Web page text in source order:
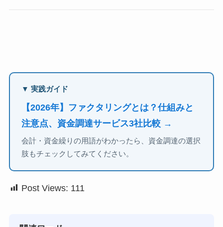
▼ 実践ガイド
【2026年】ファクタリングとは？仕組みと
注意点、資金調達サービス3社比較 →
会計・資金繰りの用語がわかったら、資金調達の選択
肢もチェックしてみてください。
Post Views: 111